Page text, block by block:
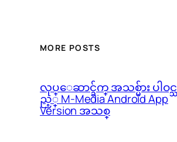
MORE POSTS
လုပ္ေဆာင္ခ်က္ အသစ္မ်ား ပါဝင္သ
ည့္ M-Media Android App
Version အသစ္